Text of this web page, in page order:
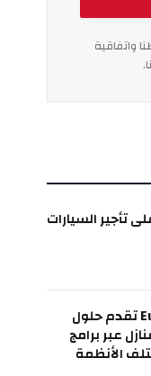
واتفاقية
تأجير السيارات
European Technical تقدم حلول
عبر برامج
الأنظمة